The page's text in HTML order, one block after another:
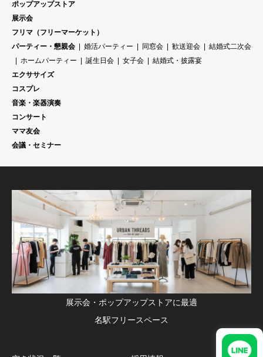
ポップアップストア
展示会
フリマ（フリーマーケット）
パーティー・懇親会
婚活パーティー 同窓会 歓送迎会
結婚式二次会
ホームパーティー
誕生日会 女子会
結婚式・披露宴
エクササイズ
コスプレ
音楽・楽器演奏
コンサート
ママ友会
会議・セミナー
展示会・ポップアップストアに最適
名駅フリースペース